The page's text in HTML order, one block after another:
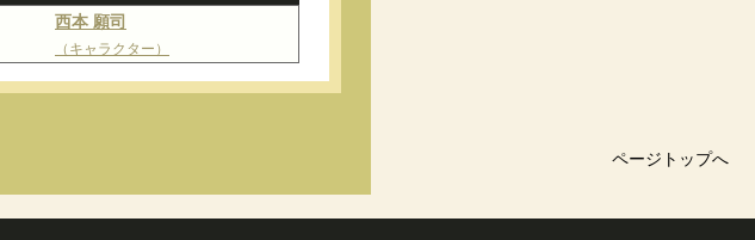
西本 願司
（キャラクター）
ページトップへ